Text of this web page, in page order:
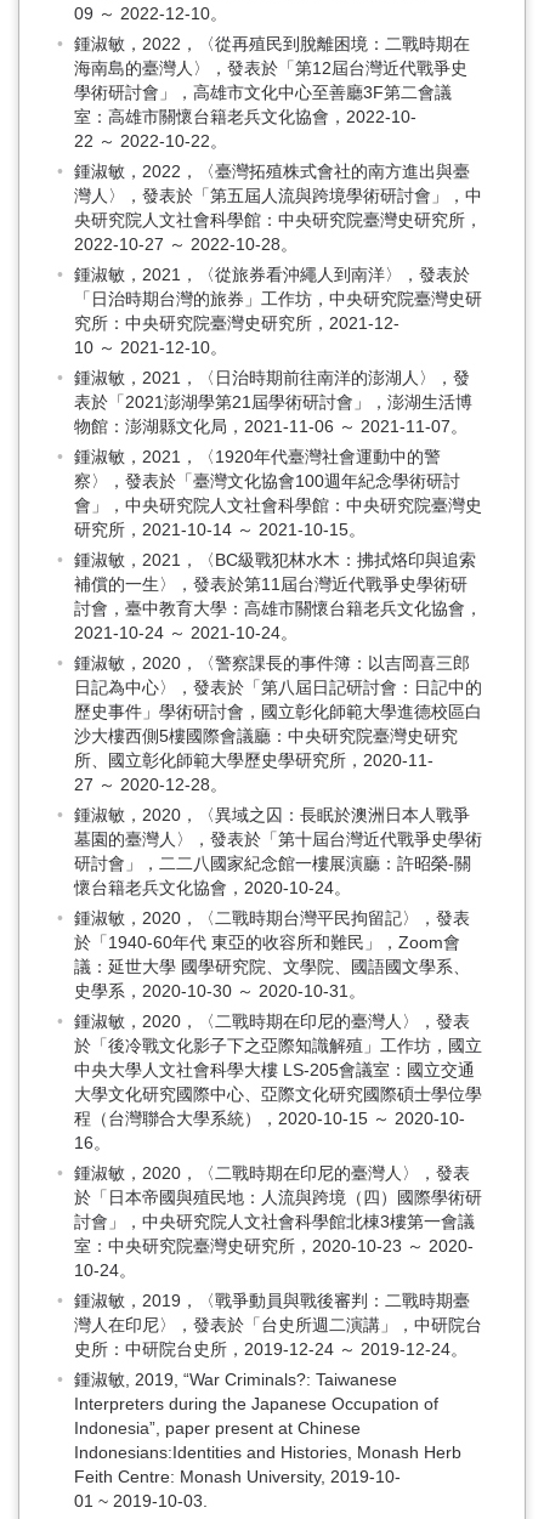
09 ～ 2022-12-10。
鍾淑敏，2022，〈從再殖民到脫離困境：二戰時期在
海南島的臺灣人〉，發表於「第12屆台灣近代戰爭史
學術研討會」，高雄市文化中心至善廳3F第二會議
室：高雄市關懷台籍老兵文化協會，2022-10-
22 ～ 2022-10-22。
鍾淑敏，2022，〈臺灣拓殖株式會社的南方進出與臺
灣人〉，發表於「第五屆人流與跨境學術研討會」，中
央研究院人文社會科學館：中央研究院臺灣史研究所，
2022-10-27 ～ 2022-10-28。
鍾淑敏，2021，〈從旅券看沖繩人到南洋〉，發表於
「日治時期台灣的旅券」工作坊，中央研究院臺灣史研
究所：中央研究院臺灣史研究所，2021-12-
10 ～ 2021-12-10。
鍾淑敏，2021，〈日治時期前往南洋的澎湖人〉，發
表於「2021澎湖學第21屆學術研討會」，澎湖生活博
物館：澎湖縣文化局，2021-11-06 ～ 2021-11-07。
鍾淑敏，2021，〈1920年代臺灣社會運動中的警
察〉，發表於「臺灣文化協會100週年紀念學術研討
會」，中央研究院人文社會科學館：中央研究院臺灣史
研究所，2021-10-14 ～ 2021-10-15。
鍾淑敏，2021，〈BC級戰犯林水木：拂拭烙印與追索
補償的一生〉，發表於第11屆台灣近代戰爭史學術研
討會，臺中教育大學：高雄市關懷台籍老兵文化協會，
2021-10-24 ～ 2021-10-24。
鍾淑敏，2020，〈警察課長的事件簿：以吉岡喜三郎
日記為中心〉，發表於「第八屆日記研討會：日記中的
歷史事件」學術研討會，國立彰化師範大學進德校區白
沙大樓西側5樓國際會議廳：中央研究院臺灣史研究
所、國立彰化師範大學歷史學研究所，2020-11-
27 ～ 2020-12-28。
鍾淑敏，2020，〈異域之囚：長眠於澳洲日本人戰爭
墓園的臺灣人〉，發表於「第十屆台灣近代戰爭史學術
研討會」，二二八國家紀念館一樓展演廳：許昭榮-關
懷台籍老兵文化協會，2020-10-24。
鍾淑敏，2020，〈二戰時期台灣平民拘留記〉，發表
於「1940-60年代 東亞的收容所和難民」，Zoom會
議：延世大學 國學研究院、文學院、國語國文學系、
史學系，2020-10-30 ～ 2020-10-31。
鍾淑敏，2020，〈二戰時期在印尼的臺灣人〉，發表
於「後冷戰文化影子下之亞際知識解殖」工作坊，國立
中央大學人文社會科學大樓 LS-205會議室：國立交通
大學文化研究國際中心、亞際文化研究國際碩士學位學
程（台灣聯合大學系統），2020-10-15 ～ 2020-10-
16。
鍾淑敏，2020，〈二戰時期在印尼的臺灣人〉，發表
於「日本帝國與殖民地：人流與跨境（四）國際學術研
討會」，中央研究院人文社會科學館北棟3樓第一會議
室：中央研究院臺灣史研究所，2020-10-23 ～ 2020-
10-24。
鍾淑敏，2019，〈戰爭動員與戰後審判：二戰時期臺
灣人在印尼〉，發表於「台史所週二演講」，中研院台
史所：中研院台史所，2019-12-24 ～ 2019-12-24。
鍾淑敏, 2019, “War Criminals?: Taiwanese
Interpreters during the Japanese Occupation of
Indonesia”, paper present at Chinese
Indonesians:Identities and Histories, Monash Herb
Feith Centre: Monash University, 2019-10-
01 ~ 2019-10-03.